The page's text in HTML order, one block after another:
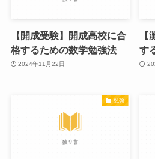
【開成受験】開成高校に合
格するための数学勉強法
2024年11月22日
す
勉強